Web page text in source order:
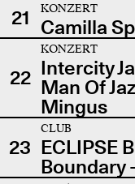
21
KONZERT
Camilla
22
KONZERT
Intercity
Man Of
Mingus
23
CLUB
ECLIPSE
Boundary